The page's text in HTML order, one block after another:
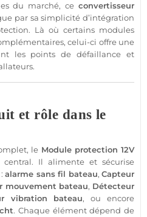
du marché, ce convertisseur
par sa simplicité d’intégration
. Là où certains modules
celui-ci offre une
les points de défaillance et
et rôle dans le
le Module protection 12V
Il alimente et sécurise
alarme sans fil bateau, Capteur
mouvement bateau, Détecteur
vibration bateau, ou encore
. Chaque élément dépend de